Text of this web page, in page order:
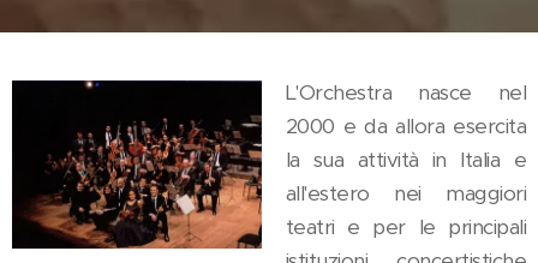
L'Orchestra nasce nel
2000 e da allora esercita
la sua attività in Italia e
all'estero nei maggiori
teatri e per le principali